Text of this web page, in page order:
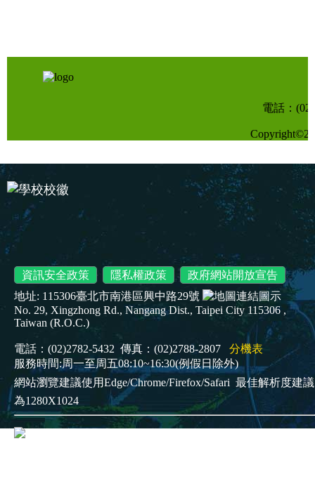
資訊安全政策 隱私權政策
政府網站開放宣告
地址: 115306臺北市南港區興中路29號
No. 29, Xingzhong Rd., Nangang Dist., Taipei City 115306 ,
Taiwan (R.O.C.)
電話：(02)2782-5432 傳真：(02)2788-2807
分機表
服務時間:周一至周五08:10~16:30(例假日除外)
網站瀏覽建議使用Edge/Chrome/Firefox/Safari 最佳解析度建議
為1280X1024